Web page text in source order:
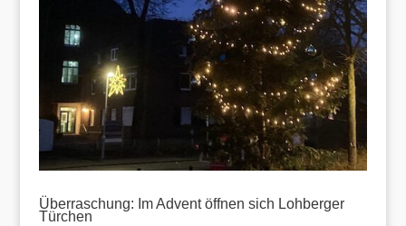
Überraschung: Im Advent öffnen sich Lohberger
Türchen